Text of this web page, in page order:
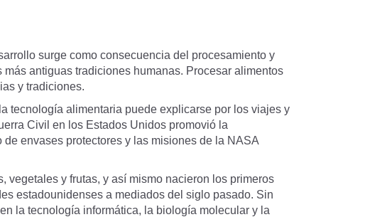
surge como consecuencia del procesamiento y
antiguas tradiciones humanas. Procesar alimentos
y tradiciones.
tecnología alimentaria puede explicarse por los viajes y
Civil en los Estados Unidos promovió la
envases protectores y las misiones de la NASA
vegetales y frutas, y así mismo nacieron los primeros
estadounidenses a mediados del siglo pasado. Sin
la tecnología informática, la biología molecular y la